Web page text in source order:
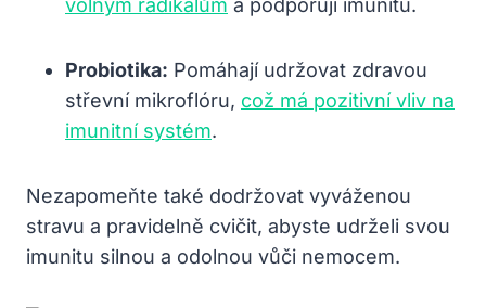
Probiotika: Pomáhají udržovat zdravou
střevní mikroflóru, což má pozitivní vliv na
imunitní systém.
Nezapomeňte také dodržovat vyváženou
stravu a pravidelně cvičit, abyste udrželi svou
imunitu silnou a odolnou vůči nemocem.